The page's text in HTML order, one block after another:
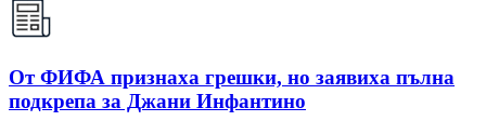
От ФИФА признаха грешки, но заявиха пълна
подкрепа за Джани Инфантино